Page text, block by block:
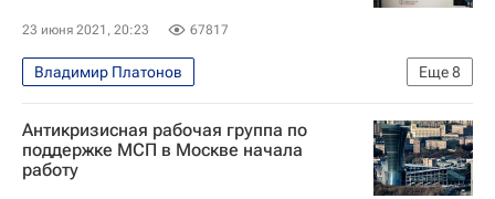
Коронавирус COVID-19
Коронавирус в России
Вакцинация россиян от COVID-19
23 июня 2021, 20:23 67817
Еще8
Владимир Платонов
Распространение коронавируса
Общество
Технологии
Сергей Собянин
Московская торгово-промышленная палата
Антикризисная рабочая группа по
поддержке МСП в Москве начала
работу